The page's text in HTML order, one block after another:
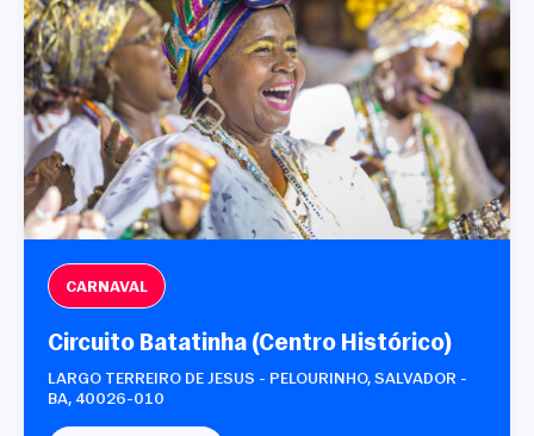
CARNAVAL
Circuito Batatinha (Centro Histórico)
LARGO TERREIRO DE JESUS - PELOURINHO, SALVADOR -
BA, 40026-010